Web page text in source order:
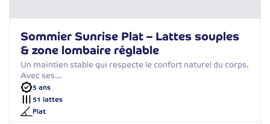
Sommier Sunrise Plat – Lattes souples
& zone lombaire réglable
Un maintien stable qui respecte le confort naturel du corps.
Avec ses…
5 ans
51 lattes
Plat